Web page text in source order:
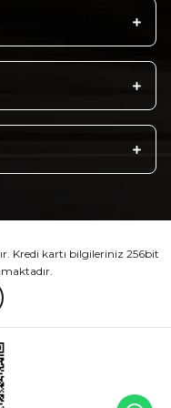
Kayaba Showa
50 Kaporta Seti Sarı
Kredi kartı bilgileriniz 256bit